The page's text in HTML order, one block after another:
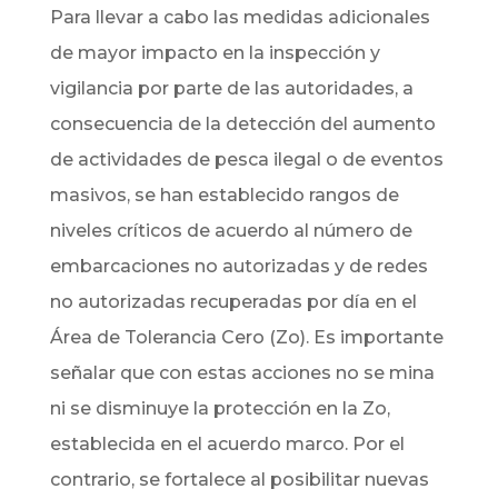
Para llevar a cabo las medidas adicionales
de mayor impacto en la inspección y
vigilancia por parte de las autoridades, a
consecuencia de la detección del aumento
de actividades de pesca ilegal o de eventos
masivos, se han establecido rangos de
niveles críticos de acuerdo al número de
embarcaciones no autorizadas y de redes
no autorizadas recuperadas por día en el
Área de Tolerancia Cero (Zo). Es importante
señalar que con estas acciones no se mina
ni se disminuye la protección en la Zo,
establecida en el acuerdo marco. Por el
contrario, se fortalece al posibilitar nuevas